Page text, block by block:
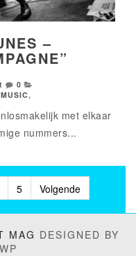
–
0
MUSIC,
met elkaar
nummers...
5 Volgende
MAG DESIGNED BY